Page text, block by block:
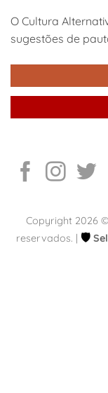
O Cultura
sugestões de
Copyright 2026 ©
reservados. | 🛡️